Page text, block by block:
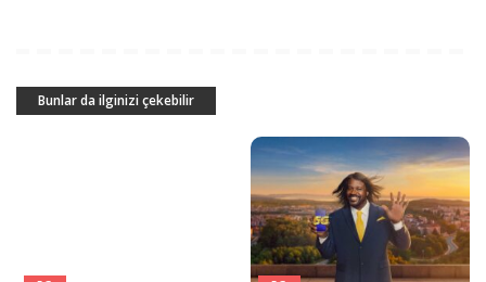
Bunlar da ilginizi çekebilir